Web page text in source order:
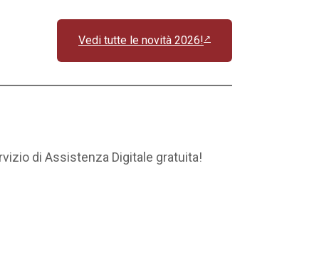
Vedi tutte le novità 2026! ↗
di Assistenza Digitale gratuita!